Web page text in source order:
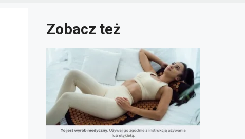
Zobacz też